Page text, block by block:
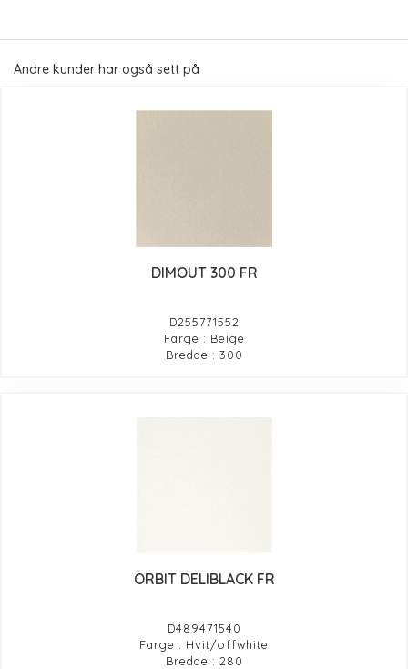
Andre kunder har også sett på
DIMOUT 300 FR
D255771552
Farge : Beige
Bredde : 300
ORBIT DELIBLACK FR
D489471540
Farge : Hvit/offwhite
Bredde : 280